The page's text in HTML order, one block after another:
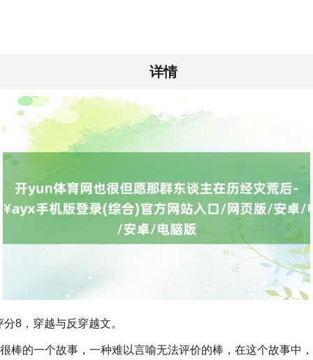
详情
分8，穿越与反穿越文。
很棒的一个故事，一种难以言喻无法评价的棒，在这个故事中，